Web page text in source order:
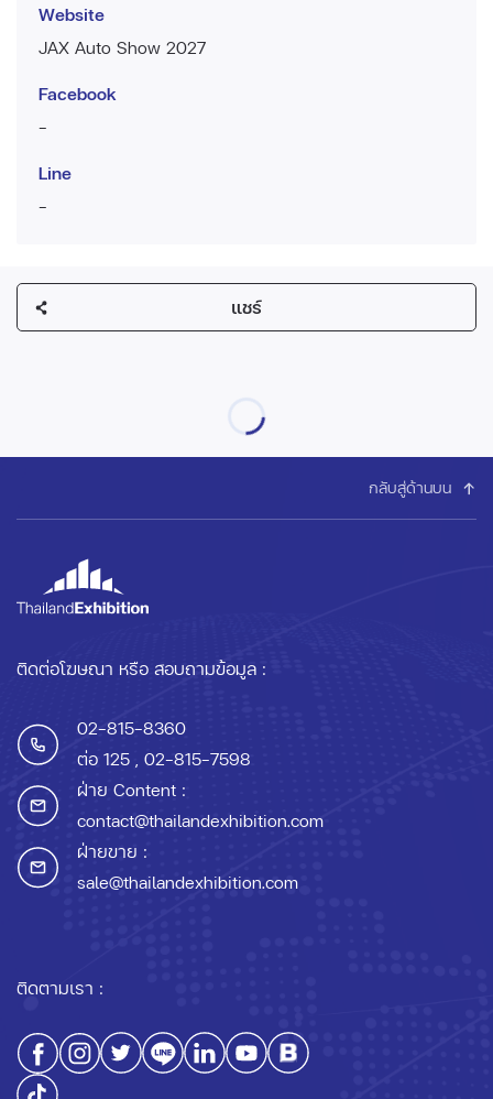
Website
JAX Auto Show 2027
Facebook
-
Line
-
แชร์
กลับสู่ด้านบน
ติดต่อโฆษณา หรือ สอบถามข้อมูล :
02-815-8360
ต่อ 125 , 02-815-7598
ฝ่าย Content :
contact@thailandexhibition.com
ฝ่ายขาย :
sale@thailandexhibition.com
ติดตามเรา :